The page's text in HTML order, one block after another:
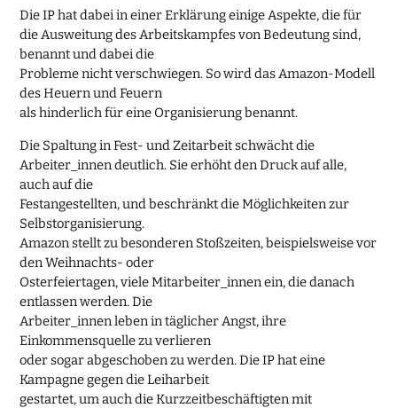
Die IP hat dabei in einer Erklärung einige Aspekte, die für
die Ausweitung des Arbeitskampfes von Bedeutung sind,
benannt und dabei die
Probleme nicht verschwiegen. So wird das Amazon-Modell
des Heuern und Feuern
als hinderlich für eine Organisierung benannt.
Die Spaltung in Fest- und Zeitarbeit schwächt die
Arbeiter_innen deutlich. Sie erhöht den Druck auf alle,
auch auf die
Festangestellten, und beschränkt die Möglichkeiten zur
Selbstorganisierung.
Amazon stellt zu besonderen Stoßzeiten, beispielsweise vor
den Weihnachts- oder
Osterfeiertagen, viele Mitarbeiter_innen ein, die danach
entlassen werden. Die
Arbeiter_innen leben in täglicher Angst, ihre
Einkommensquelle zu verlieren
oder sogar abgeschoben zu werden. Die IP hat eine
Kampagne gegen die Leiharbeit
gestartet, um auch die Kurzzeitbeschäftigten mit